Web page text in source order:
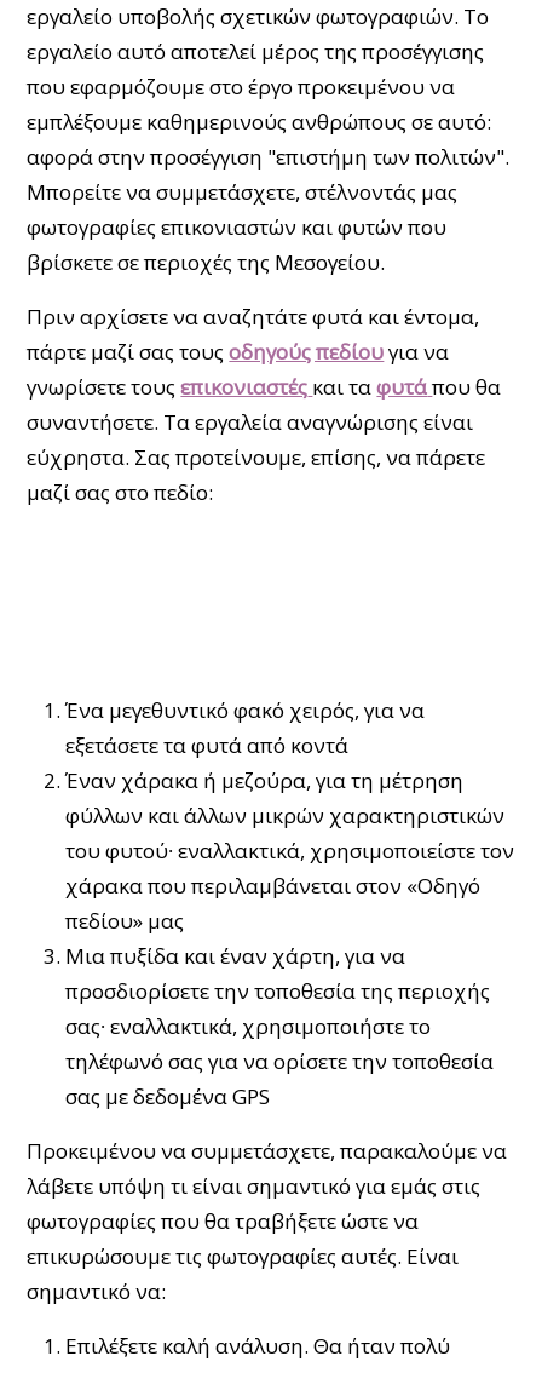
εργαλείο υποβολής σχετικών φωτογραφιών. Το
εργαλείο αυτό αποτελεί μέρος της προσέγγισης
που εφαρμόζουμε στο έργο προκειμένου να
εμπλέξουμε καθημερινούς ανθρώπους σε αυτό:
αφορά στην προσέγγιση "επιστήμη των πολιτών".
Μπορείτε να συμμετάσχετε, στέλνοντάς μας
φωτογραφίες επικονιαστών και φυτών που
βρίσκετε σε περιοχές της Μεσογείου.
Πριν αρχίσετε να αναζητάτε φυτά και έντομα,
πάρτε μαζί σας τουςοδηγούς πεδίουγια να
γνωρίσετε τουςεπικονιαστές και ταφυτάπου θα
συναντήσετε. Τα εργαλεία αναγνώρισης είναι
εύχρηστα. Σας προτείνουμε, επίσης, να πάρετε
μαζί σας στο πεδίο:
Ένα μεγεθυντικό φακό χειρός, για να
εξετάσετε τα φυτά από κοντά
Έναν χάρακα ή μεζούρα, για τη μέτρηση
φύλλων και άλλων μικρών χαρακτηριστικών
του φυτού∙ εναλλακτικά, χρησιμοποιείστε τον
χάρακα που περιλαμβάνεται στον «Οδηγό
πεδίου» μας
Μια πυξίδα και έναν χάρτη, για να
προσδιορίσετε την τοποθεσία της περιοχής
σας∙ εναλλακτικά, χρησιμοποιήστε το
τηλέφωνό σας για να ορίσετε την τοποθεσία
σας με δεδομένα GPS
Προκειμένου να συμμετάσχετε, παρακαλούμε να
λάβετε υπόψη τι είναι σημαντικό για εμάς στις
φωτογραφίες που θα τραβήξετε ώστε να
επικυρώσουμε τις φωτογραφίες αυτές. Είναι
σημαντικό να:
Επιλέξετε καλή ανάλυση. Θα ήταν πολύ